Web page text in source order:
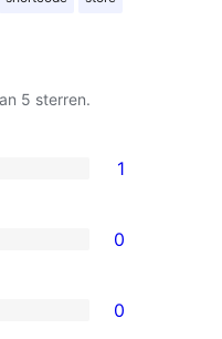
5 sterren.
1
0
0